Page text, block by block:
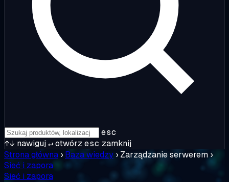
esc
↑↓ nawiguj↵otwórz esc zamknij
Strona główna › Baza wiedzy › Zarządzanie serwerem ›
Sieć i zapora
Sieć i zapora